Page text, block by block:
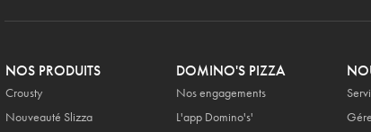
NOS PRODUITS
Crousty
Nouveauté Slizza
DOMINO'S PIZZA
Nos engagements
L'app Domino's'